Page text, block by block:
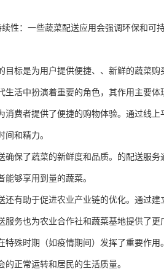
续性：一些蔬菜配送应用会强调环保和可
目标是为用户提供便捷、、新鲜的蔬菜
生活中扮演着重要的角色，其作用主要体
消费者提供了便捷的购物体验。通过线
间和精力。
确保了蔬菜的新鲜度和品质。的配送服
能够享用到量的蔬菜。
还有助于促进农业产业链的优化。通过
服务也为农业合作社和蔬菜基地提供了更
特殊时期（如疫情期间）发挥了重要作
的正常运转和居民的生活质量。